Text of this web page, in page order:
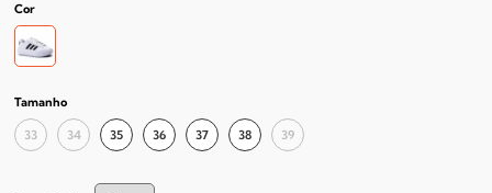
Cor
Tamanho
33 34 35 36 37 38 39